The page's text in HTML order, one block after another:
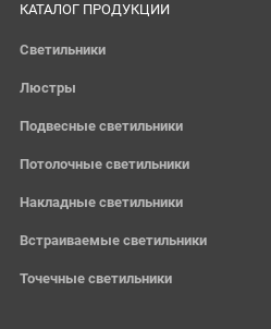
КАТАЛОГ ПРОДУКЦИИ
Светильники
Люстры
Подвесные светильники
Потолочные светильники
Накладные светильники
Встраиваемые светильники
Точечные светильники